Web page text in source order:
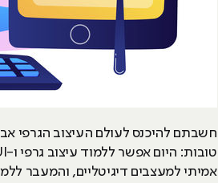
חשבתם להיכנס לעולם העיצוב הגרפי
אמיתי למעצבים דיגיטליים, והמעבר